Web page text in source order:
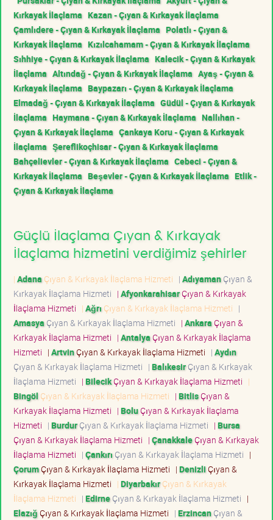
Kırkayak İlaçlama Kazan - Çıyan & Kırkayak İlaçlama
Çamlıdere - Çıyan & Kırkayak İlaçlama Polatlı - Çıyan &
Kırkayak İlaçlama Kızılcahamam - Çıyan & Kırkayak İlaçlama
Sıhhiye - Çıyan & Kırkayak İlaçlama Kalecik - Çıyan & Kırkayak
İlaçlama Altındağ - Çıyan & Kırkayak İlaçlama Ayaş - Çıyan &
Kırkayak İlaçlama Baypazarı - Çıyan & Kırkayak İlaçlama
Elmadağ - Çıyan & Kırkayak İlaçlama Güdül - Çıyan & Kırkayak
İlaçlama Haymana - Çıyan & Kırkayak İlaçlama Nallıhan -
Çıyan & Kırkayak İlaçlama Çankaya Koru - Çıyan & Kırkayak
İlaçlama Şereflikoçhisar - Çıyan & Kırkayak İlaçlama
Bahçelievler - Çıyan & Kırkayak İlaçlama Cebeci - Çıyan &
Kırkayak İlaçlama Beşevler - Çıyan & Kırkayak İlaçlama Etlik -
Çıyan & Kırkayak İlaçlama
Güçlü İlaçlama Çıyan & Kırkayak
İlaçlama hizmetini verdiğimiz şehirler
| Adana Çıyan & Kırkayak İlaçlama Hizmeti | AdıyamanÇıyan &
Kırkayak İlaçlama Hizmeti | AfyonkarahisarÇıyan & Kırkayak
İlaçlama Hizmeti | Ağrı Çıyan & Kırkayak İlaçlama Hizmeti |
Amasya Çıyan & Kırkayak İlaçlama Hizmeti | AnkaraÇıyan &
Kırkayak İlaçlama Hizmeti | AntalyaÇıyan & Kırkayak İlaçlama
Hizmeti | ArtvinÇıyan & Kırkayak İlaçlama Hizmeti | Aydın
Çıyan & Kırkayak İlaçlama Hizmeti | BalıkesirÇıyan & Kırkayak
İlaçlama Hizmeti | BilecikÇıyan & Kırkayak İlaçlama Hizmeti |
Bingöl Çıyan & Kırkayak İlaçlama Hizmeti | BitlisÇıyan &
Kırkayak İlaçlama Hizmeti | BoluÇıyan & Kırkayak İlaçlama
Hizmeti | BurdurÇıyan & Kırkayak İlaçlama Hizmeti | Bursa
Çıyan & Kırkayak İlaçlama Hizmeti | ÇanakkaleÇıyan & Kırkayak
İlaçlama Hizmeti | Çankırı Çıyan & Kırkayak İlaçlama Hizmeti |
ÇorumÇıyan & Kırkayak İlaçlama Hizmeti | DenizliÇıyan &
Kırkayak İlaçlama Hizmeti | DiyarbakırÇıyan & Kırkayak
İlaçlama Hizmeti | EdirneÇıyan & Kırkayak İlaçlama Hizmeti |
ElazığÇıyan & Kırkayak İlaçlama Hizmeti | ErzincanÇıyan &